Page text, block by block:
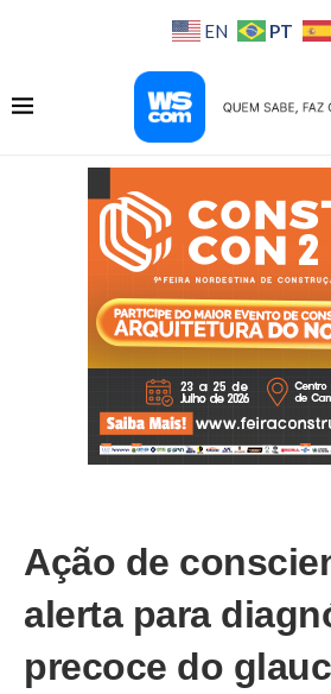
EN PT
Ação de
alerta para
precoce do